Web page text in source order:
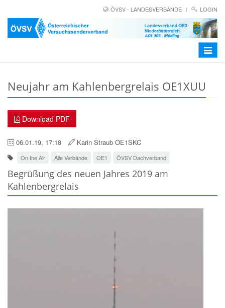
ÖVSV - LANDESVERBÄNDE LOGIN
Toggle
Neujahr am Kahlenbergrelais OE1XUU
Download PDF
06.01.19, 17:18 Karin Straub OE1SKC
On the Air Alle Verbände OE1 ÖVSV Dachverband
Begrüßung des neuen Jahres 2019 am
Kahlenbergrelais